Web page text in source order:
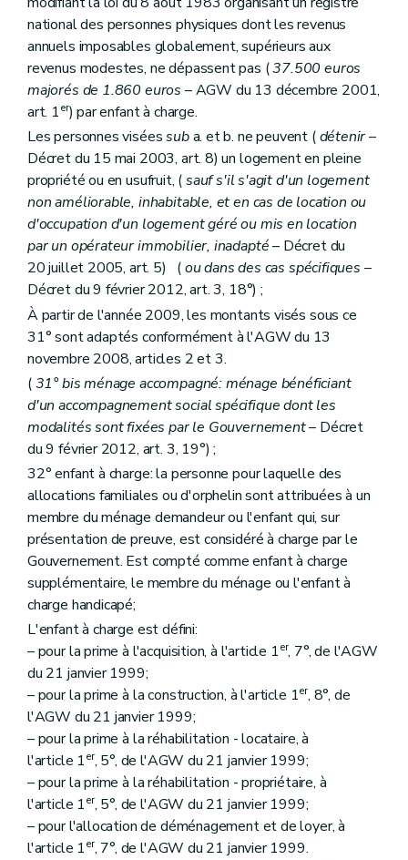
national des personnes physiques dont les revenus
annuels imposables globalement, supérieurs aux
revenus modestes, ne dépassent pas (37.500 euros
majorés de 1.860 euros – AGW du 13 décembre 2001,
art. 1er) par enfant à charge.
Les personnes viséessuba. et b. ne peuvent (détenir–
Décret du 15 mai 2003, art. 8) un logement en pleine
propriété ou en usufruit, (sauf s'il s'agit d'un logement
non améliorable, inhabitable, et en cas de location ou
d'occupation d'un logement géré ou mis en location
par un opérateur immobilier, inadapté– Décret du
20 juillet 2005, art. 5) (ou dans des cas spécifiques –
Décret du 9 février 2012, art. 3, 18°) ;
À partir de l'année 2009, les montants visés sous ce
31° sont adaptés conformément à l'AGW du 13
novembre 2008, articles 2 et 3.
(31°bisménage accompagné: ménage bénéficiant
d'un accompagnement social spécifique dont les
modalités sont fixées par le Gouvernement– Décret
du 9 février 2012, art. 3, 19°) ;
32° enfant à charge: la personne pour laquelle des
allocations familiales ou d'orphelin sont attribuées à un
membre du ménage demandeur ou l'enfant qui, sur
présentation de preuve, est considéré à charge par le
Gouvernement. Est compté comme enfant à charge
supplémentaire, le membre du ménage ou l'enfant à
charge handicapé;
L'enfant à charge est défini:
– pour la prime à l'acquisition, à l'article 1er, 7°, de l'AGW
du 21 janvier 1999;
– pour la prime à la construction, à l'article 1er, 8°, de
l'AGW du 21 janvier 1999;
– pour la prime à la réhabilitation - locataire, à
l'article 1er, 5°, de l'AGW du 21 janvier 1999;
– pour la prime à la réhabilitation - propriétaire, à
l'article 1er, 5°, de l'AGW du 21 janvier 1999;
– pour l'allocation de déménagement et de loyer, à
l'article 1er, 7°, de l'AGW du 21 janvier 1999.